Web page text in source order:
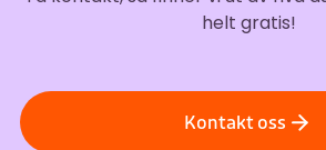
helt gratis!
Kontakt oss